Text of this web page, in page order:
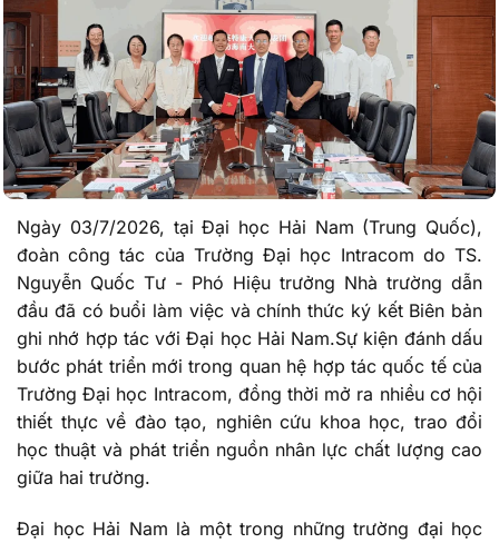
Ngày 03/7/2026, tại Đại học Hải Nam (Trung Quốc),
đoàn công tác của Trường Đại học Intracom do TS.
Nguyễn Quốc Tư - Phó Hiệu trưởng Nhà trường dẫn
đầu đã có buổi làm việc và chính thức ký kết Biên bản
ghi nhớ hợp tác với Đại học Hải Nam.Sự kiện đánh dấu
bước phát triển mới trong quan hệ hợp tác quốc tế của
Trường Đại học Intracom, đồng thời mở ra nhiều cơ hội
thiết thực về đào tạo, nghiên cứu khoa học, trao đổi
học thuật và phát triển nguồn nhân lực chất lượng cao
giữa hai trường.
Đại học Hải Nam là một trong những trường đại học